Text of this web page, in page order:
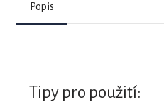
Popis
Tipy pro použití: